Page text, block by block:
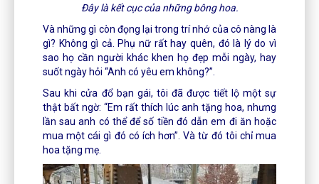
Đây là kết cục của những bông hoa.
Và những gì còn đọng lại trong trí nhớ của cô nàng là
gì? Không gì cả. Phụ nữ rất hay quên, đó là lý do vì
sao họ cần người khác khen họ đẹp mỗi ngày, hay
suốt ngày hỏi “Anh có yêu em không?”.
Sau khi cửa đổ bạn gái, tôi đã được tiết lộ một sự
thật bất ngờ: “Em rất thích lúc anh tặng hoa, nhưng
lần sau anh có thể để số tiền đó dẫn em đi ăn hoặc
mua một cái gì đó có ích hơn”. Và từ đó tôi chỉ mua
hoa tặng mẹ.